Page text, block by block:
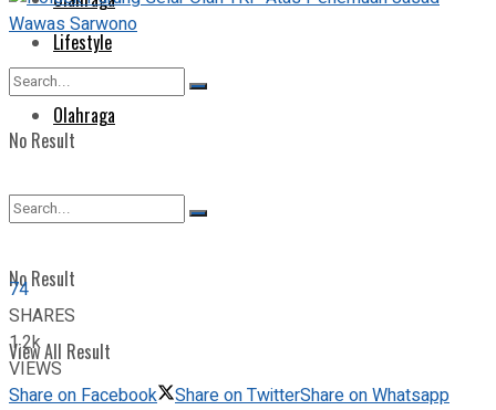
No Result
View All Result
Lifestyle
Olahraga
No Result
View All Result
74
SHARES
1.2k
VIEWS
Share on Facebook
Share on TwitterShare on Whatsapp